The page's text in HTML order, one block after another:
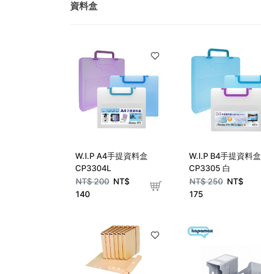
資料盒
W.I.P A4手提資料盒
CP3304L
NT$200 NT$
140
W.I.P B4手提資料盒
CP3305 白
NT$250 NT$
175